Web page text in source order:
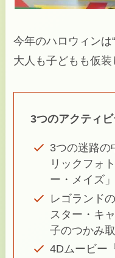
今年のハロウィンは
大人も子どもも仮
3つのアクティ
3つの迷路の
リックフォ
ー・メイズ」
レゴランド
スター・キ
子のつかみ取
4Dムービー